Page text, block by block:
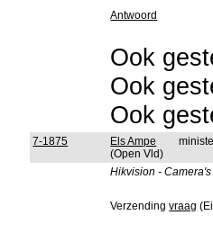
Antwoord
Ook
Ook
Ook
7-1875
Els Ampe
(Open Vld)
Hikvision -
Verzendingvraag